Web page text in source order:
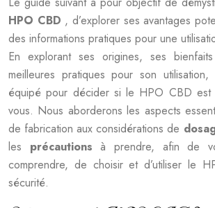
HPO CBD , d’explorer ses avantages
des informations pratiques pour une
En explorant ses origines, ses
meilleures pratiques pour son
équipé pour décider si le HPO CBD
vous. Nous aborderons les aspects
de fabrication aux considérations de
les précautionsà prendre, afin de
comprendre, de choisir et d’utiliser le
sécurité.